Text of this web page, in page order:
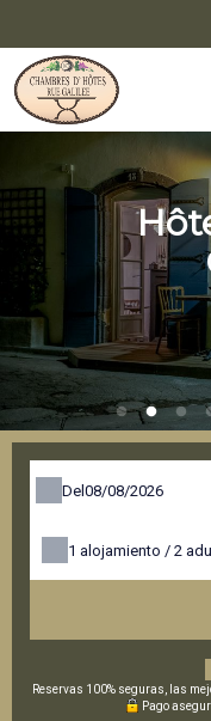
Del
1 alojamiento / 2
Reservas 100% seguras, las
Pago